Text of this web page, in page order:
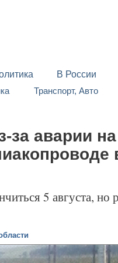
В России
Транспорт, Авто
за аварии на
5 августа, но